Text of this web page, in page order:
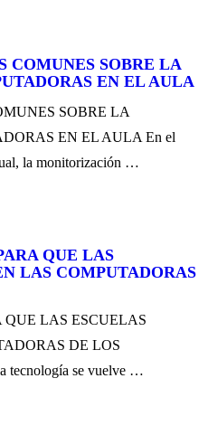
COMUNES SOBRE LA
EN EL AULA
SOBRE LA
EN EL AULA En el
la monitorización …
QUE LAS
LAS COMPUTADORAS
QUE LAS ESCUELAS
DE LOS
tecnología se vuelve …